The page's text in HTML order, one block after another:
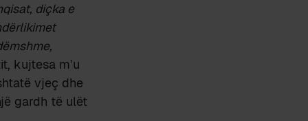
diçka e
kujtesa m’u
vjeç dhe
gardh të ulët